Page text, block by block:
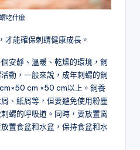
吃什麼
才能確保刺蝟健康成長。
個安靜、溫暖、乾燥的環境，飼
動，一般來說，成年刺蝟的飼
cm ×50 cm以上。飼養
、紙屑等，但要避免使用粉塵
蝟的呼吸道。同時，要放置窩
置食盆和水盆，保持食盆和水